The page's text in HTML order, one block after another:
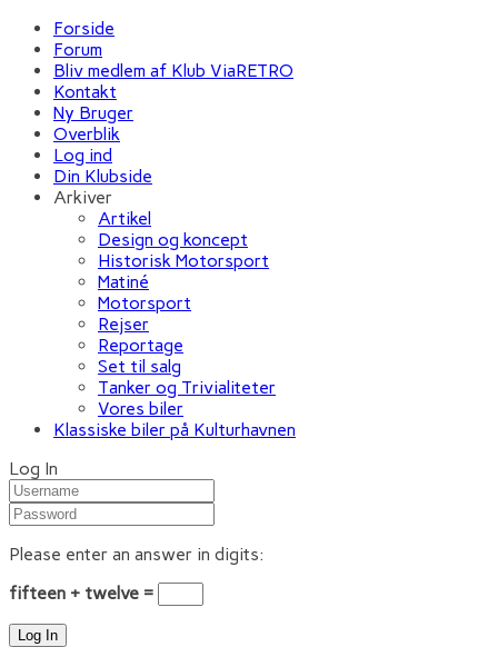
Forside
Forum
Bliv medlem af Klub ViaRETRO
Kontakt
Ny Bruger
Overblik
Log ind
Din Klubside
Arkiver
Artikel
Design og koncept
Historisk Motorsport
Matiné
Motorsport
Rejser
Reportage
Set til salg
Tanker og Trivialiteter
Vores biler
Klassiske biler på Kulturhavnen
Log In
Please enter an answer in digits:
fifteen + twelve =